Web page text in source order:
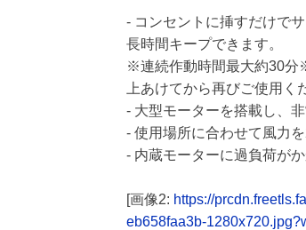
- コンセントに挿すだけで
長時間キープできます。
※連続作動時間最大約30分
上あけてから再びご使用く
- 大型モーターを搭載し、
- 使用場所に合わせて風力
- 内蔵モーターに過負荷が
[画像2: https://
eb658faa3b-